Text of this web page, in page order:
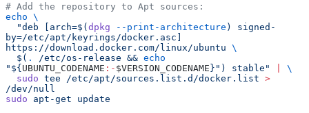
# Add the repository to Apt sources:
echo \
  "
deb [arch=$(dpkg --print-architecture ) signed-
by=/etc/apt/keyrings/docker.asc]
https://download.docker.com/linux/ubuntu \
  $(
. /etc/os-release && echo
" ${UBUNTU_CODENAME :- $VERSION_CODENAME} " ) stable "
\
  sudo
tee /etc/apt/sources.list.d/docker.list >
/dev/null
sudo apt-get update